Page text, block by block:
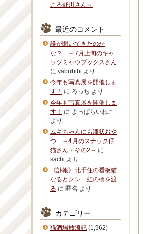
ころ野川さん～
最近のコメント
誰が聞いてきたのか
な？ ～7月上旬のキャ
ッツミャウブックスさん
に yabuhibi より
今年も写真展を開催しま
す！
に ろっち より
今年も写真展を開催しま
す！
に よっぱらいねこ
より
ムギちゃんにも液状おや
つ ～4月のスナック仔
猫さん・その2～ に
sachi より
《訃報》北千住の看板猫
なるとクン 虹の橋を渡
る に 匿名 より
カテゴリー
猫酒場放浪記 (1,962)